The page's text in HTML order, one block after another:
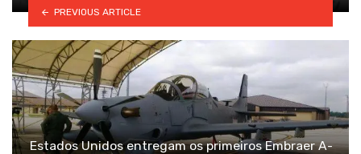
PREVIOUS ARTICLE
Estados Unidos entregam os primeiros Embraer A-